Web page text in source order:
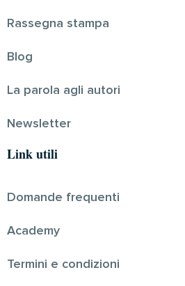
Rassegna stampa
Blog
La parola agli autori
Newsletter
Link utili
Domande frequenti
Academy
Termini e condizioni